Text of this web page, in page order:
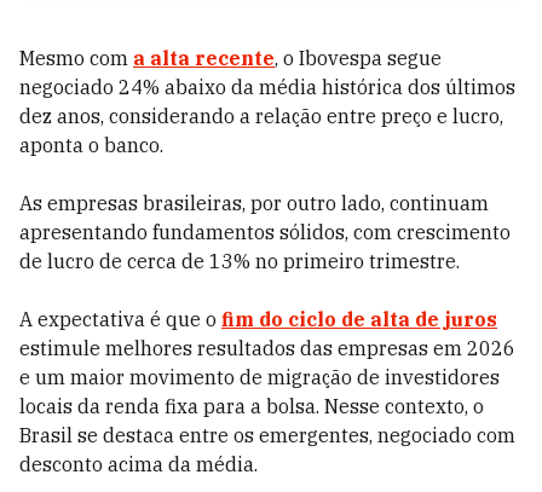
Mesmo com a alta recente, o Ibovespa segue
negociado 24% abaixo da média histórica dos últimos
dez anos, considerando a relação entre preço e lucro,
aponta o banco.
As empresas brasileiras, por outro lado, continuam
apresentando fundamentos sólidos, com crescimento
de lucro de cerca de 13% no primeiro trimestre.
A expectativa é que o fim do ciclo de alta de juros
estimule melhores resultados das empresas em 2026
e um maior movimento de migração de investidores
locais da renda fixa para a bolsa. Nesse contexto, o
Brasil se destaca entre os emergentes, negociado com
desconto acima da média.